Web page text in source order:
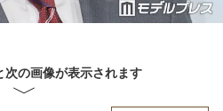
次の画像が表示されます